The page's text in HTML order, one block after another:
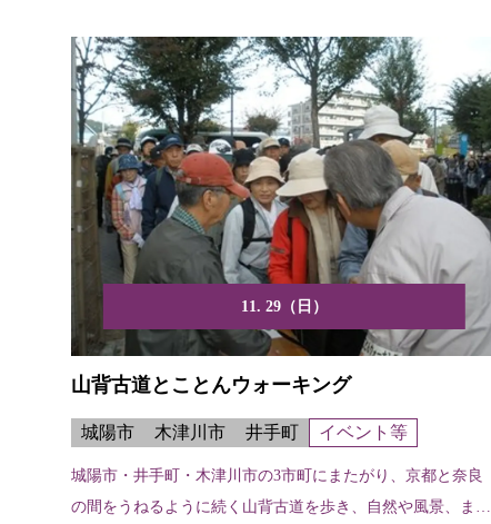
11. 29（日）
山背古道とことんウォーキング
城陽市 木津川市 井手町 イベント等
城陽市・井手町・木津川市の3市町にまたがり、京都と奈良
の間をうねるように続く山背古道を歩き、自然や風景、まち